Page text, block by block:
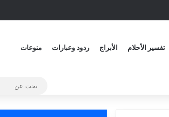
تفسير الأحلام الأبراج ردود وعبارات منوعات